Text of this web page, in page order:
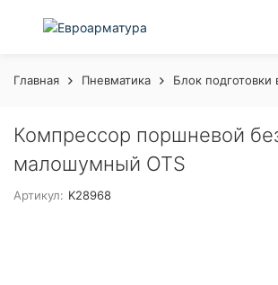
Главная Пневматика Блок подготовки
Компрессор поршневой
малошумный OTS
Артикул: K28968